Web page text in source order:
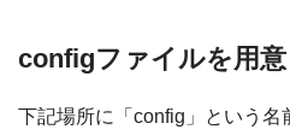
configファイルを用意
下記場所に「config」という名